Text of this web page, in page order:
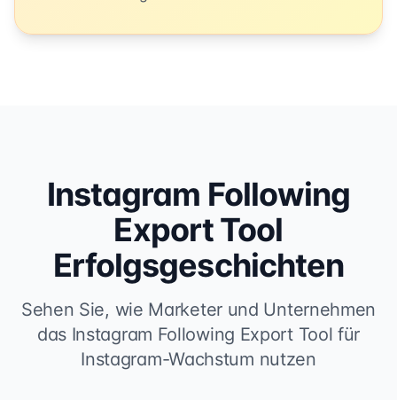
Instagram Following
Export Tool
Erfolgsgeschichten
Sehen Sie, wie Marketer und Unternehmen
das Instagram Following Export Tool für
Instagram-Wachstum nutzen